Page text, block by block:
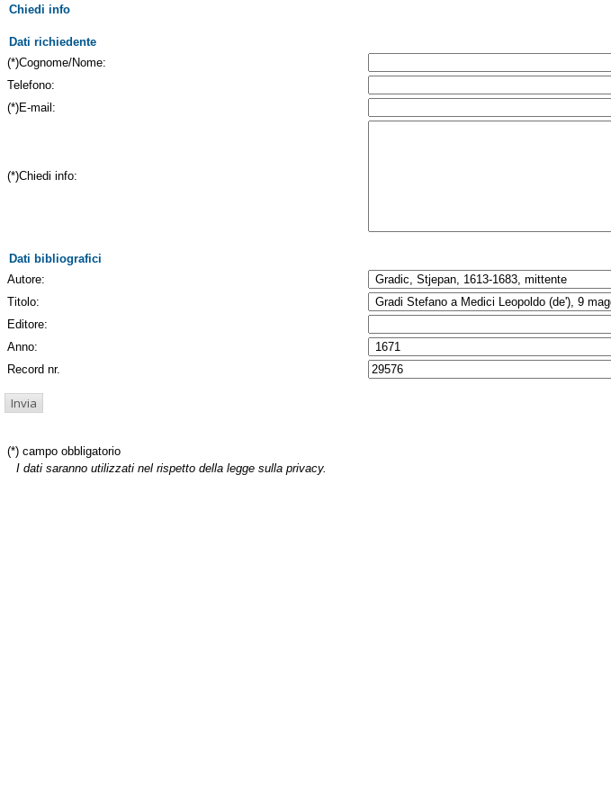
Chiedi info
Dati richiedente
(*)Cognome/Nome:
Telefono:
(*)E-mail:
(*)Chiedi info:
Dati bibliografici
Autore:
Titolo:
Editore:
Anno:
Record nr.
(*) campo obbligatorio
I dati saranno utilizzati nel rispetto della legge sulla privacy.